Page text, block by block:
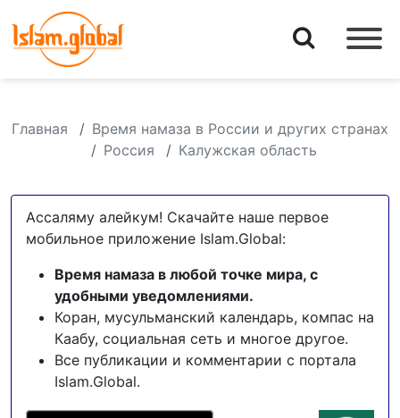
Главная
Время намаза в России и других странах
Россия
Калужская область
Ассаляму алейкум! Скачайте наше первое
мобильное приложение Islam.Global:
Время намаза в любой точке мира, с
удобными уведомлениями.
Коран, мусульманский календарь, компас на
Каабу, социальная сеть и многое другое.
Все публикации и комментарии с портала
Islam.Global.